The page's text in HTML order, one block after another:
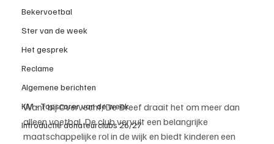
Bekervoetbal
Ster van de week
Het gesprek
Reclame
Algemene berichten
KM - Topscorer van de week
Introductie donateurclubs 26/27
Want bij Overvecht/De Dreef draait het om meer dan
alleen voetbal. De club vervult een belangrijke
maatschappelijke rol in de wijk en biedt kinderen een